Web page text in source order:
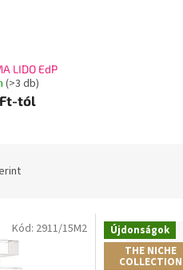
LIDO EdP
(>3 db)
tól
Kód: 2911/15M2
Újdonságok
THE NICHE
COLLECTION